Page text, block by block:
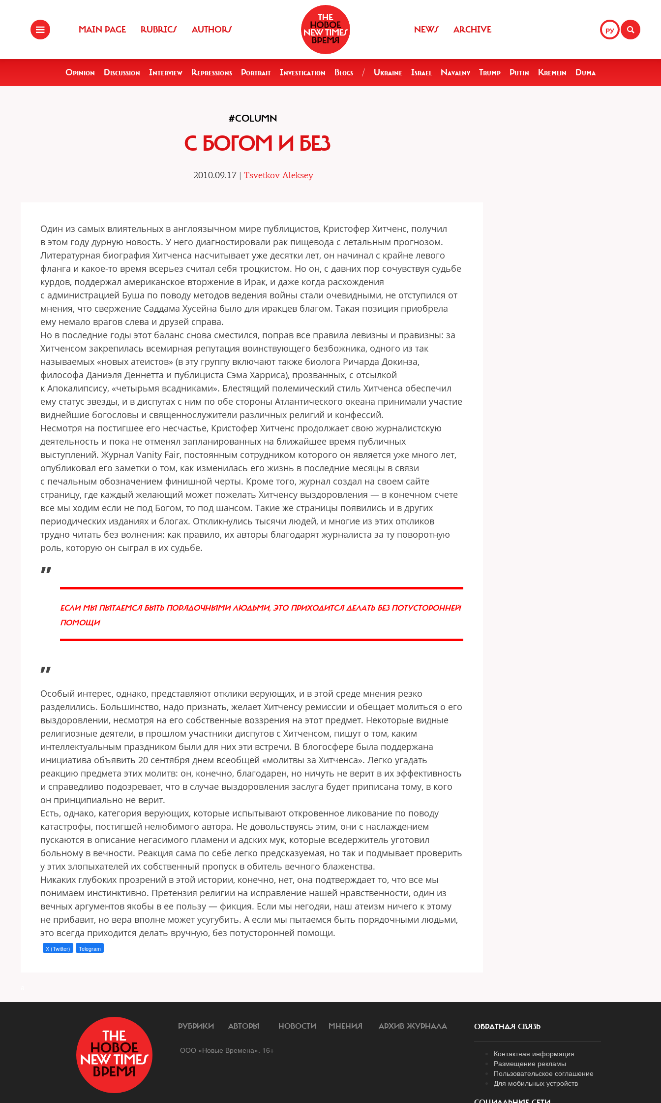
MAIN PAGE RUBRICS AUTHORS РУ
NEWS ARCHIVE
Opinion Discussion Interview Repressions Portrait Investigation Blogs / Ukraine Israel Navalny Trump Putin Kremlin Duma
#COLUMN
С БОГОМ И БЕЗ
2010.09.17 | Tsvetkov Aleksey
Один из самых влиятельных в англоязычном мире публицистов, Кристофер Хитченс, получил
в этом году дурную новость. У него диагностировали рак пищевода с летальным прогнозом.
Литературная биография Хитченса насчитывает уже десятки лет, он начинал с крайне левого
фланга и какое-то время всерьез считал себя троцкистом. Но он, с давних пор сочувствуя судьбе
курдов, поддержал американское вторжение в Ирак, и даже когда расхождения
с администрацией Буша по поводу методов ведения войны стали очевидными, не отступился от
мнения, что свержение Саддама Хусейна было для иракцев благом. Такая позиция приобрела
ему немало врагов слева и друзей справа.
Но в последние годы этот баланс снова сместился, поправ все правила левизны и правизны: за
Хитченсом закрепилась всемирная репутация воинствующего безбожника, одного из так
называемых «новых атеистов» (в эту группу включают также биолога Ричарда Докинза,
философа Даниэля Деннетта и публициста Сэма Харриса), прозванных, с отсылкой
к Апокалипсису, «четырьмя всадниками». Блестящий полемический стиль Хитченса обеспечил
ему статус звезды, и в диспутах с ним по обе стороны Атлантического океана принимали участие
виднейшие богословы и священнослужители различных религий и конфессий.
Несмотря на постигшее его несчастье, Кристофер Хитченс продолжает свою журналистскую
деятельность и пока не отменял запланированных на ближайшее время пуб­личных
выступлений. Журнал Vanity Fair, постоянным сотрудником которого он является уже много лет,
опубликовал его заметки о том, как изменилась его жизнь в последние месяцы в связи
с печальным обозначением финишной черты. Кроме того, журнал создал на своем сайте
страницу, где каждый желающий может пожелать Хитченсу выздоровления — в конечном счете
все мы ходим если не под Богом, то под шансом. Такие же страницы появились и в других
периодических изданиях и блогах. Откликнулись тысячи людей, и многие из этих откликов
трудно читать без волнения: как правило, их авторы благодарят журналиста за ту поворотную
роль, которую он сыграл в их судьбе.
„
ЕСЛИ МЫ ПЫТАЕМСЯ БЫТЬ ПОРЯДОЧНЫМИ ЛЮДЬМИ, ЭТО ПРИХОДИТСЯ ДЕЛАТЬ БЕЗ ПОТУСТОРОННЕЙ
ПОМОЩИ
”
Особый интерес, однако, представляют отклики верующих, и в этой среде мнения резко
разделились. Большинство, надо признать, желает Хитченсу ремиссии и обещает молиться о его
выздоровлении, несмотря на его собственные воззрения на этот предмет. Некоторые видные
религиозные деятели, в прошлом участники диспутов с Хитченсом, пишут о том, каким
интеллектуальным праздником были для них эти встречи. В блогосфере была поддержана
инициатива объявить 20 сентября днем всеобщей «молитвы за Хитченса». Легко угадать
реакцию предмета этих молитв: он, конечно, благодарен, но ничуть не верит в их эффективность
и справедливо подозревает, что в случае выздоровления заслуга будет приписана тому, в кого
он принципиально не верит.
Есть, однако, категория верующих, которые испытывают откровенное ликование по поводу
катастрофы, постигшей нелюбимого автора. Не довольствуясь этим, они с наслаждением
пускаются в описание негасимого пламени и адских мук, которые вседержитель уготовил
больному в вечности. Реакция сама по себе легко предсказуемая, но так и подмывает проверить
у этих злопыхателей их собственный пропуск в обитель вечного блаженства.
Никаких глубоких прозрений в этой истории, конечно, нет, она подтверждает то, что все мы
понимаем инстинктивно. Претензия религии на исправление нашей нравственности, один из
вечных аргументов якобы в ее пользу — фикция. Если мы негодяи, наш атеизм ничего к этому
не прибавит, но вера вполне может усугубить. А если мы пытаемся быть порядочными людьми,
это всегда приходится делать вручную, без потусторонней помощи.
X (Twitter) Telegram
РУБРИКИ АВТОРЫ НОВОСТИ МНЕНИЯ АРХИВ ЖУРНАЛА
ООО «Новые Времена». 16+
ОБРАТНАЯ СВЯЗЬ
Контактная информация
Размещение рекламы
Пользовательское соглашение
Для мобильных устройств